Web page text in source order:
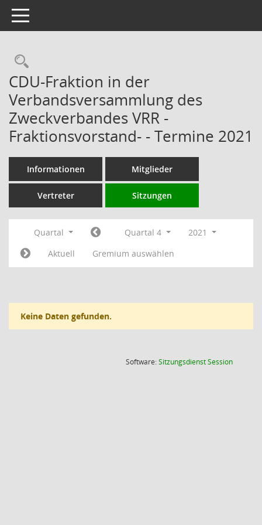
Toggle navigation
Rechercheauswahl
CDU-Fraktion in der
Verbandsversammlung des
Zweckverbandes VRR -
Fraktionsvorstand- - Termine 2021
Informationen Mitglieder
Vertreter Sitzungen
Quartal Quartal 4
2021
Aktuell
Gremium auswählen
Keine Daten gefunden.
Software:SitzungsdienstSession(Wird in